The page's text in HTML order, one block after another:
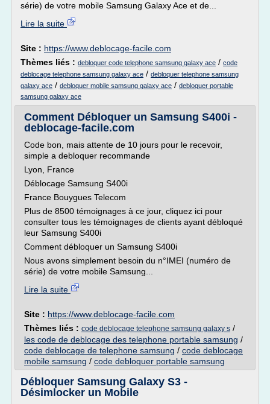
série) de votre mobile Samsung Galaxy Ace et de...
Lire la suite
Site : https://www.deblocage-facile.com
Thèmes liés : debloquer code telephone samsung galaxy ace / code
deblocage telephone samsung galaxy ace / debloquer telephone samsung
galaxy ace / debloquer mobile samsung galaxy ace / debloquer portable
samsung galaxy ace
Comment Débloquer un Samsung S400i -
deblocage-facile.com
Code bon, mais attente de 10 jours pour le recevoir,
simple a debloquer recommande
Lyon, France
Déblocage Samsung S400i
France Bouygues Telecom
Plus de 8500 témoignages à ce jour, cliquez ici pour
consulter tous les témoignages de clients ayant débloqué
leur Samsung S400i
Comment débloquer un Samsung S400i
Nous avons simplement besoin du n°IMEI (numéro de
série) de votre mobile Samsung...
Lire la suite
Site : https://www.deblocage-facile.com
Thèmes liés : code deblocage telephone samsung galaxy s /
les code de deblocage des telephone portable samsung /
code deblocage de telephone samsung / code deblocage
mobile samsung / code debloquer portable samsung
Débloquer Samsung Galaxy S3 -
Désimlocker un Mobile